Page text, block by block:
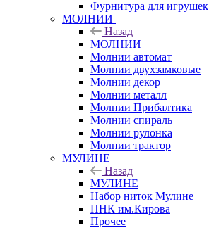
Фурнитура для игрушек
МОЛНИИ
Назад
МОЛНИИ
Молнии автомат
Молнии двухзамковые
Молнии декор
Молнии металл
Молнии Прибалтика
Молнии спираль
Молнии рулонка
Молнии трактор
МУЛИНЕ
Назад
МУЛИНЕ
Набор ниток Мулине
ПНК им.Кирова
Прочее